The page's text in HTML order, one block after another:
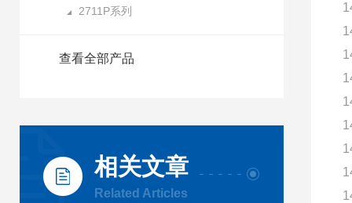
2711P系列
查看全部产品
相关文章
Related Articles